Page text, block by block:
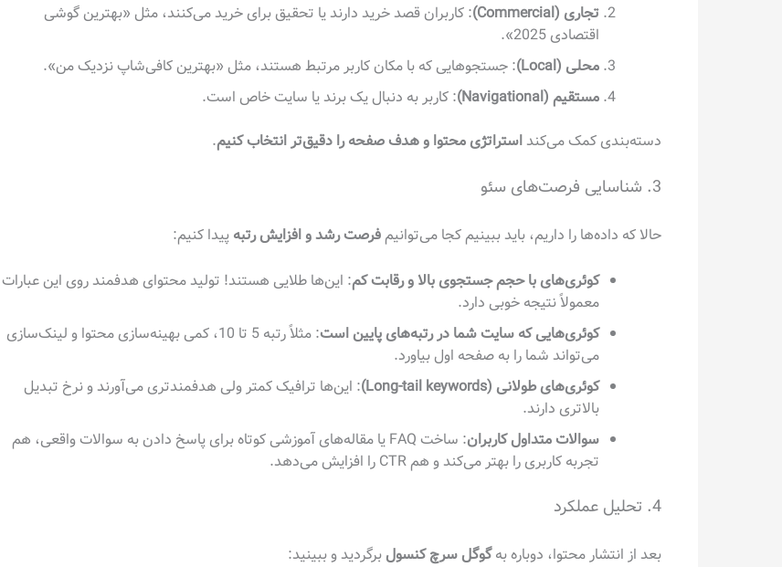
تجاری (Commercial)
: کاربران قصد خرید دارند یا تحقیق برای خرید می‌کنند، مثل «بهترین گوشی
اقتصادی 2025».
محلی (Local)
: جستجوهایی که با مکان کاربر مرتبط هستند، مثل «بهترین کافی‌شاپ نزدیک من».
مستقیم (Navigational)
: کاربر به دنبال یک برند یا سایت خاص است.
دسته‌بندی کمک می‌کند استراتژی محتوا و هدف صفحه را دقیق‌تر انتخاب کنیم.
3. شناسایی فرصت‌های سئو
حالا که داده‌ها را داریم، باید ببینیم کجا می‌توانیمفرصت رشد و افزایش رتبه پیدا کنیم:
کوئری‌های با حجم جستجوی بالا و رقابت کم: این‌ها طلایی هستند! تولید محتوای هدفمند روی این عبارات
معمولاً نتیجه خوبی دارد.
کوئری‌هایی که سایت شما در رتبه‌های پایین است
: مثلاً رتبه 5 تا 10، کمی بهینه‌سازی محتوا و لینک‌سازی
می‌تواند شما را به صفحه اول بیاورد.
کوئری‌های طولانی (Long-tail keywords)
: این‌ها ترافیک کمتر ولی هدفمندتری می‌آورند و نرخ تبدیل
بالاتری دارند.
سوالات متداول کاربران
: ساخت FAQ یا مقاله‌های آموزشی کوتاه برای پاسخ دادن به سوالات واقعی، هم
تجربه کاربری را بهتر می‌کند و هم CTR را افزایش می‌دهد.
4. تحلیل عملکرد
بعد از انتشار محتوا، دوباره بهگوگل سرچ کنسول برگردید و ببینید: